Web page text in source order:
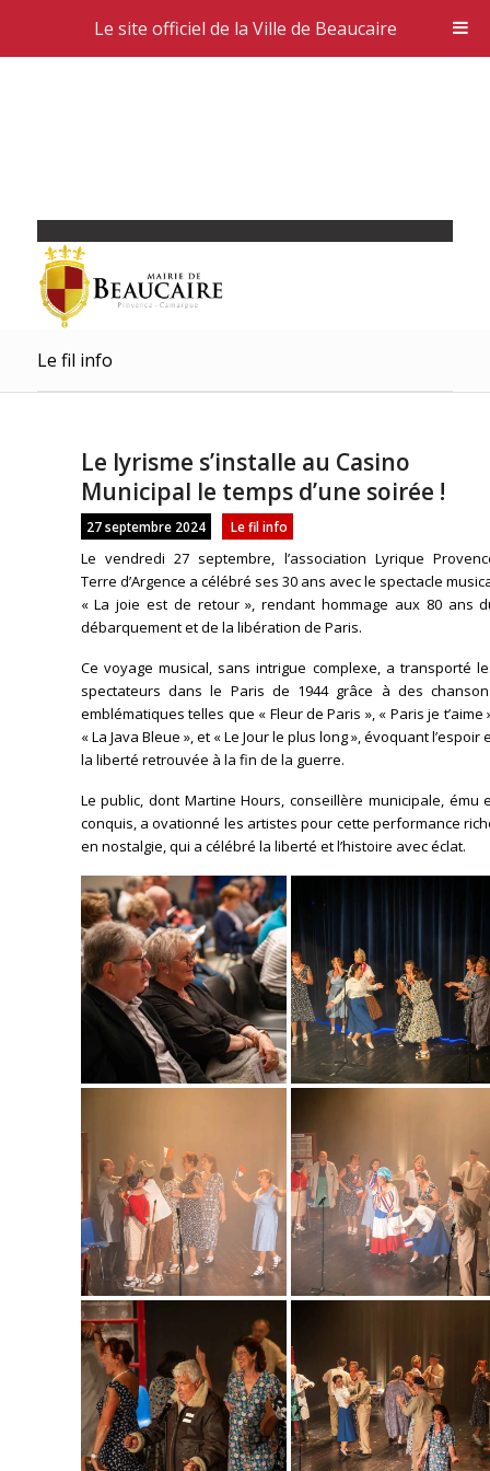
Le fil info
Le lyrisme s’installe au Casino
Municipal le temps d’une soirée !
27 septembre 2024 Le fil info
Le vendredi 27 septembre, l’association Lyrique
Terre d’Argence a célébré ses 30 ans avec le spectacle
« La joie est de retour », rendant hommage aux 80 ans
débarquement et de la libération de Paris.
Ce voyage musical, sans intrigue complexe, a transporté
spectateurs dans le Paris de 1944 grâce à des
emblématiques telles que « Fleur de Paris », « Paris je t’aime
« La Java Bleue », et « Le Jour le plus long », évoquant l’espoir
la liberté retrouvée à la fin de la guerre.
Le public, dont Martine Hours, conseillère municipale, ému
conquis, a ovationné les artistes pour cette performance
en nostalgie, qui a célébré la liberté et l’histoire avec éclat.
Le site officiel de la Ville de Beaucaire